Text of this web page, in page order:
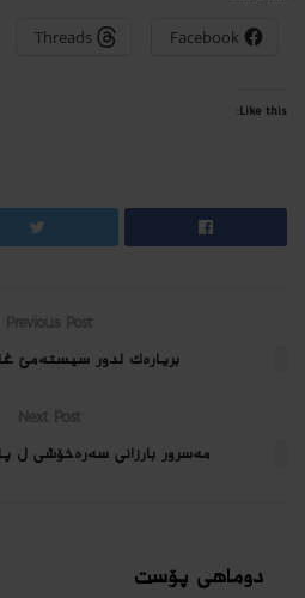
Facebook
Threads
Like this:
Previous Post
بریاره‌ك لدور سیسته‌مێ
Next Post
مه‌سرور بارزانى سه‌ره‌خۆشى ل
دوماهی پۆست